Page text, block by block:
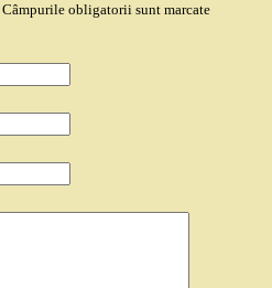
Câmpurile obligatorii sunt marcate